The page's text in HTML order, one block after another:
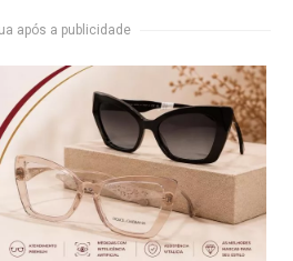
após a publicidade